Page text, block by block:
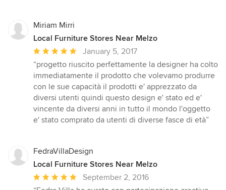
Miriam Mirri
Local Furniture Stores Near Melzo
Average
rating:
5
out
of
5
stars
January 5, 2017
“progetto riuscito perfettamente la designer ha colto
immediatamente il prodotto che volevamo produrre
con le sue capacità il prodotti e' apprezzato da
diversi utenti quindi questo design e' stato ed e'
vincente da diversi anni in tutto il mondo l'oggetto
e' stato comprato da utenti di diverse fasce di età”
FedraVillaDesign
Local Furniture Stores Near Melzo
Average
September 2, 2016